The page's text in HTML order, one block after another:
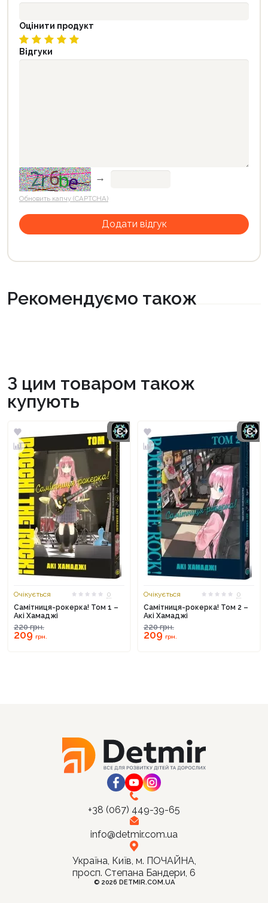
Оцінити продукт
Відгуки
→
Обновить капчу (CAPTCHA)
Рекомендуємо також
З цим товаром також
купують
Очікується
0
Самітниця-рокерка! Том 1 –
Акі Хамаджі
220грн.
209грн.
Очікується
0
Самітниця-рокерка! Том 2 –
Акі Хамаджі
220грн.
209грн.
+38 (067) 449-39-65
info@detmir.com.ua
Україна, Київ, м. ПОЧАЙНА,
просп. Степана Бандери, 6
© 2026 DETMIR.COM.UA